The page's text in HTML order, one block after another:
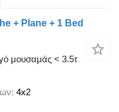
+ Plane + 1 Bed
μουσαμάς < 3.5τ
4x2